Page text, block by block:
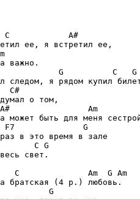
C
A#
G C
G
C#
A#
Am
F7
G
C G
свет.
C
Am G Am
G